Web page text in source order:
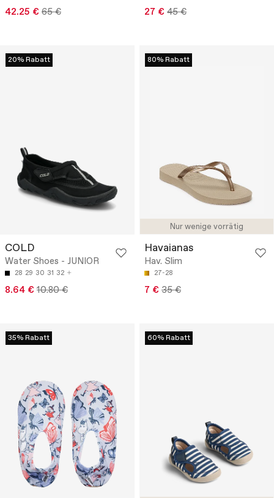
42.25 € 65 € 27 € 45 €
20% Rabatt
COLD
Water Shoes - JUNIOR
28 29 30 31 32
8.64 € 10.80 €
Nur wenige vorrätig
80% Rabatt
Havaianas
Hav. Slim
27-28
7 € 35 €
35% Rabatt 60% Rabatt